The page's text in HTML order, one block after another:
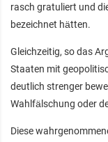
rasch gratuliert und
bezeichnet hätten.
Gleichzeitig, so das
Staaten mit
deutlich strenger
Wahlfälschung oder
Diese